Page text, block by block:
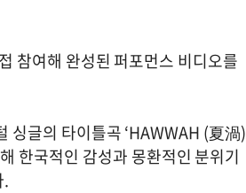
참여해 완성된 퍼포먼스 비디오를
싱글의 타이틀곡 ‘HAWWAH (夏渦)
한국적인 감성과 몽환적인 분위기
.